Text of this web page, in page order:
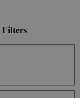
Filters